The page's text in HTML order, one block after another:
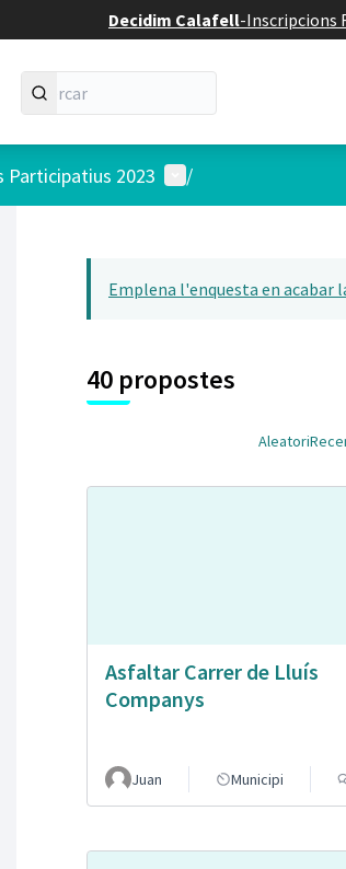
Decidim Calafell-Inscripcions
Participatius 2023 Menú d'usuari
/
Emplena l'enquesta en acabar
40 propostes
Aleatori
Asfaltar Carrer de Lluís
Companys
Juan Municipi